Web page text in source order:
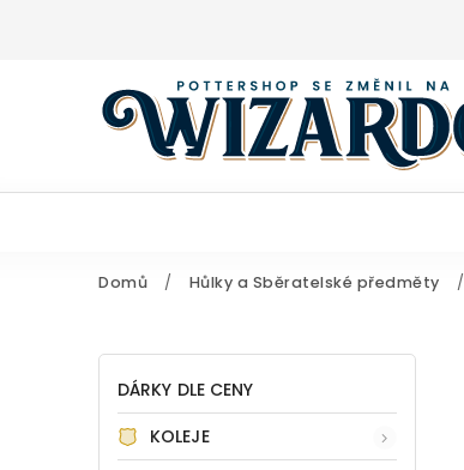
Domů / Hůlky a Sběratelské předměty /
DÁRKY DLE CENY
KOLEJE